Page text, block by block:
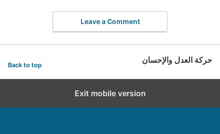
Leave a Comment
حركة العدل والإحسان Back to top
Exit mobile version